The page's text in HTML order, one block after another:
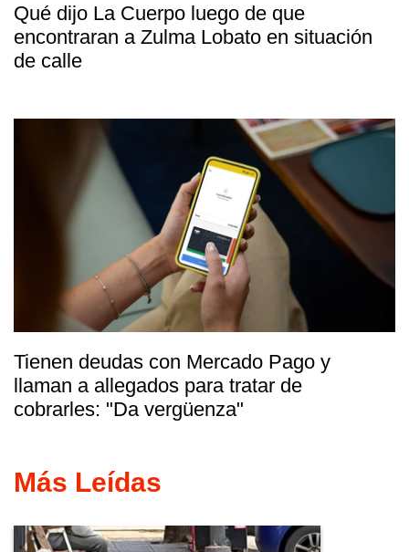
Qué dijo La Cuerpo luego de que
encontraran a Zulma Lobato en situación
de calle
Tienen deudas con Mercado Pago y
llaman a allegados para tratar de
cobrarles: "Da vergüenza"
Más Leídas